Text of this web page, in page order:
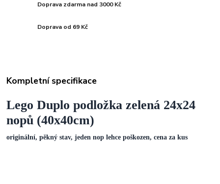
Doprava zdarma nad 3000 Kč
Doprava od 69 Kč
Kompletní specifikace
Lego Duplo podložka zelená 24x24
nopů (40x40cm)
originální, pěkný stav, jeden nop lehce poškozen, cena za kus